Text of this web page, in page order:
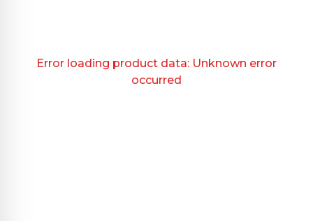
Error loading product data: Unknown error
occurred